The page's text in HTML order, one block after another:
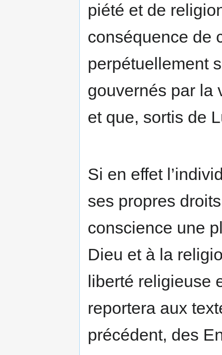
piété et de
conséquence de
perpétuellement
gouvernés par la
et que, sortis de
Si en effet
ses propres
conscience une
Dieu et à la
liberté religieuse
reportera aux
précédent, des